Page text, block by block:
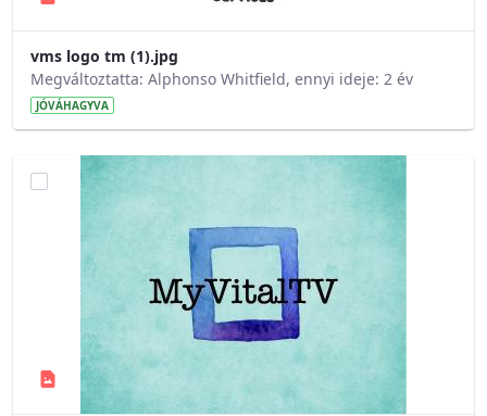
vms logo tm (1).jpg
Megváltoztatta: Alphonso Whitfield, ennyi ideje: 2 év
JÓVÁHAGYVA